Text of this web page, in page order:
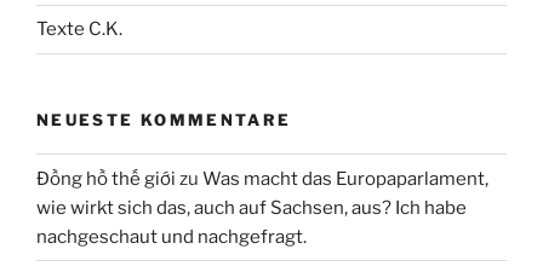
Texte C.K.
NEUESTE KOMMENTARE
Đồng hồ thế giới zu Was macht das Europaparlament,
wie wirkt sich das, auch auf Sachsen, aus? Ich habe
nachgeschaut und nachgefragt.